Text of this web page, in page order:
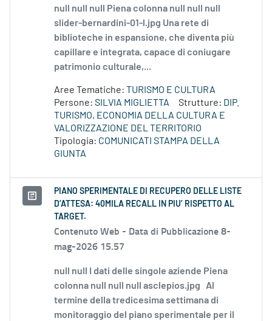
null null null Piena colonna null null null
slider-bernardini-01-l.jpg Una rete di
biblioteche in espansione, che diventa più
capillare e integrata, capace di coniugare
patrimonio culturale,...
Aree Tematiche: TURISMO E CULTURA
Persone: SILVIA MIGLIETTA Strutture: DIP.
TURISMO, ECONOMIA DELLA CULTURA E
VALORIZZAZIONE DEL TERRITORIO
Tipologia: COMUNICATI STAMPA DELLA
GIUNTA
PIANO SPERIMENTALE DI RECUPERO DELLE LISTE
D’ATTESA: 40MILA RECALL IN PIU’ RISPETTO AL
TARGET.
Contenuto Web - Data di Pubblicazione 8-
mag-2026 15.57
null null I dati delle singole aziende Piena
colonna null null null asclepios.jpg Al
termine della tredicesima settimana di
monitoraggio del piano sperimentale per il